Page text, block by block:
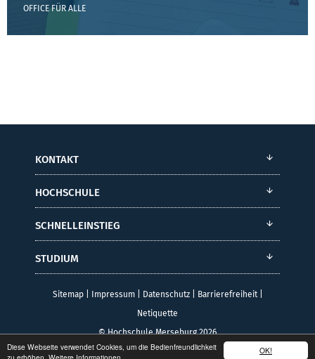
OK!
Diese Webseite verwendet Cookies, um die Bedienfreundlichkeit
OFFICE FÜR ALLE
KONTAKT
HOCHSCHULE
SCHNELLEINSTIEG
STUDIUM
Sitemap| Impressum| Datenschutz| Barrierefreiheit|
Netiquette
© Hochschule Merseburg 2026